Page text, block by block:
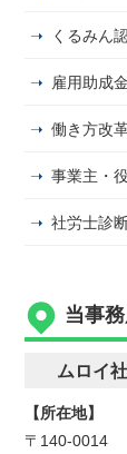
くるみん
雇用助成
働き方改
事業主・
社労士診
当事
ムロイ
【所在地】
〒140-0014